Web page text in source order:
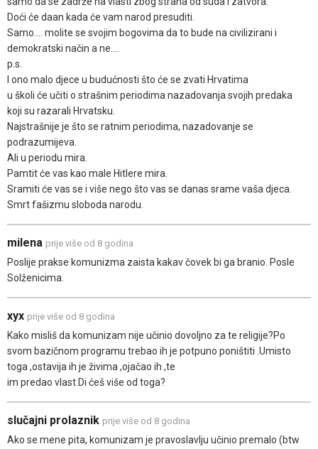
Doći će daan kada će vam narod presuditi.
Samo.... molite se svojim bogovima da to bude na civilizirani i
demokratski način a ne....
p.s.
I ono malo djece u budućnosti što će se zvati Hrvatima
u školi će učiti o strašnim periodima nazadovanja svojih predaka
koji su razarali Hrvatsku.
Najstrašnije je što se ratnim periodima, nazadovanje se
podrazumijeva.
Ali u periodu mira.
Pamtit će vas kao male Hitlere mira.
Sramiti će vas se i više nego što vas se danas srame vaša djeca.
Smrt fašizmu sloboda narodu.
milena prije više od 8 godina
Poslije prakse komunizma zaista kakav čovek bi ga branio. Posle
Solženicima.
xyx prije više od 8 godina
Kako misliš da komunizam nije učinio dovoljno za te religije?Po
svom bazičnom programu trebao ih je potpuno poništiti .Umisto
toga ,ostavija ih je živima ,ojačao ih ,te
im predao vlast.Di ćeš više od toga?
slučajni prolaznik prije više od 8 godina
Ako se mene pita, komunizam je pravoslavlju učinio premalo (btw